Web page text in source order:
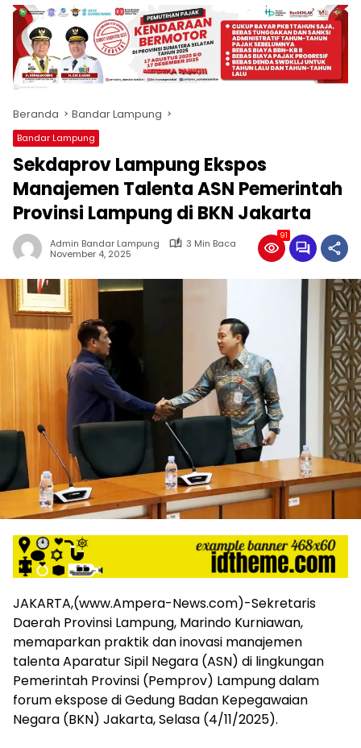
produk
antara
lain
mampu
menjadi
komunikasi
usaha
(beriklan),
fokus
pada
pemberitaan
nasional
maupun
international,
lokal
dan
dinamis,
memiliki
iklan
relatif
lebih
murah
dari
Koran
maupun
media
siber
lainnya,
desain
dan
media
siber
lebih
eksklusif,
bergaya
trendi,
mengandung
Beranda Bandar Lampung
Bandar Lampung
Sekdaprov Lampung Ekspos
Manajemen Talenta ASN Pemerintah
Provinsi Lampung di BKN Jakarta
Admin Bandar Lampung
3 Min Baca
November 4, 2025
91
‎JAKARTA,(www.Ampera-News.com)-Sekretaris
Daerah Provinsi Lampung, Marindo Kurniawan,
memaparkan praktik dan inovasi manajemen
talenta Aparatur Sipil Negara (ASN) di lingkungan
Pemerintah Provinsi (Pemprov) Lampung dalam
forum ekspose di Gedung Badan Kepegawaian
Negara (BKN) Jakarta, Selasa (4/11/2025).